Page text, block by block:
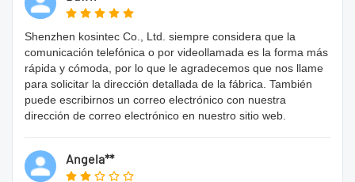
Shenzhen kosintec Co., Ltd. siempre considera que la
comunicación telefónica o por videollamada es la forma más
rápida y cómoda, por lo que le agradecemos que nos llame
para solicitar la dirección detallada de la fábrica. También
puede escribirnos un correo electrónico con nuestra
dirección de correo electrónico en nuestro sitio web.
Angela**